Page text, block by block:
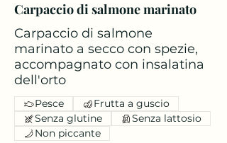
Carpaccio di salmone marinato
Carpaccio di salmone
marinato a secco con spezie,
accompagnato con insalatina
dell'orto
Pesce
Frutta a guscio
Senza glutine
Senza lattosio
Non piccante